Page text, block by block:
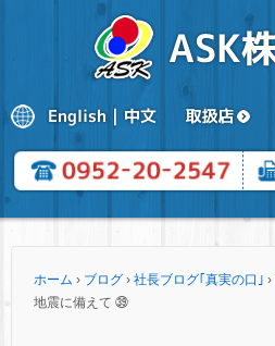
ホーム › ブログ › 社長ブログ｢真実の口｣ ›
地震に備えて ㊴